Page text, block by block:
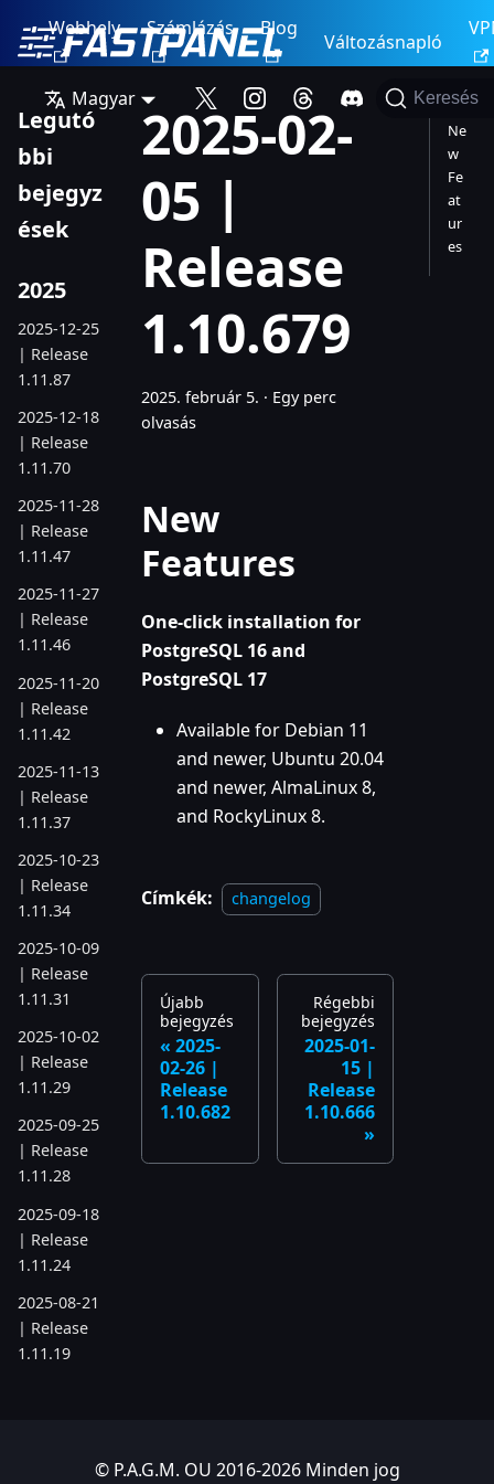
Webhely Számlázás Blog
Változásnapló
Magyar Keresés
Legutó
bbi
bejegyz
ések
2025
2025-12-25
| Release
1.11.87
2025-12-18
| Release
1.11.70
2025-11-28
| Release
1.11.47
2025-11-27
| Release
1.11.46
2025-11-20
| Release
1.11.42
2025-11-13
| Release
1.11.37
2025-10-23
| Release
1.11.34
2025-10-09
| Release
1.11.31
2025-10-02
| Release
1.11.29
2025-09-25
| Release
1.11.28
2025-09-18
| Release
1.11.24
2025-08-21
| Release
1.11.19
2025-05-22
2025-02-
05 |
Release
1.10.679
2025. február 5. · Egy perc
olvasás
New
Features
One-click installation for
PostgreSQL 16 and
PostgreSQL 17
Available for Debian 11
and newer, Ubuntu 20.04
and newer, AlmaLinux 8,
and RockyLinux 8.
Címkék: changelog
Újabb
bejegyzés
2025-
02-26 |
Release
1.10.682
Régebbi
bejegyzés
2025-01-
15 |
Release
1.10.666
Ne
w
Fe
at
ur
es
© P.A.G.M. OU 2016-2026 Minden jog